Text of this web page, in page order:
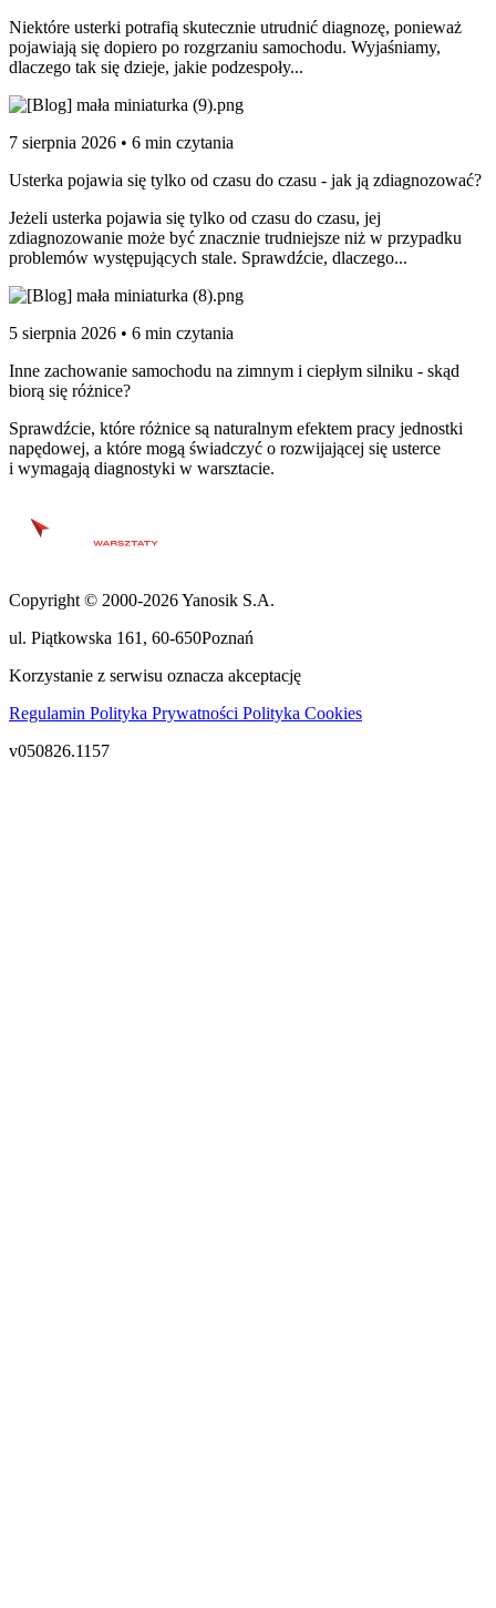
Niektóre usterki potrafią skutecznie utrudnić diagnozę, ponieważ
pojawiają się dopiero po rozgrzaniu samochodu. Wyjaśniamy,
dlaczego tak się dzieje, jakie podzespoły...
7 sierpnia 2026 • 6 min czytania
Usterka pojawia się tylko od czasu do czasu - jak ją zdiagnozować?
Jeżeli usterka pojawia się tylko od czasu do czasu, jej
zdiagnozowanie może być znacznie trudniejsze niż w przypadku
problemów występujących stale. Sprawdźcie, dlaczego...
5 sierpnia 2026 • 6 min czytania
Inne zachowanie samochodu na zimnym i ciepłym silniku - skąd
biorą się różnice?
Sprawdźcie, które różnice są naturalnym efektem pracy jednostki
napędowej, a które mogą świadczyć o rozwijającej się usterce
i wymagają diagnostyki w warsztacie.
Copyright © 2000-2026 Yanosik S.A.
ul. Piątkowska 161 , 60-650Poznań
Korzystanie z serwisu oznacza akceptację
Regulamin Polityka Prywatności Polityka Cookies
v050826.1157